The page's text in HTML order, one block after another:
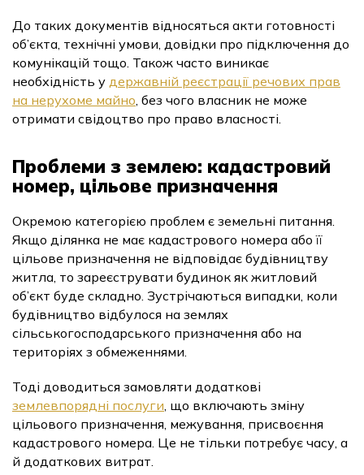
До таких документів відносяться акти готовності
об’єкта, технічні умови, довідки про підключення до
комунікацій тощо. Також часто виникає
необхідність у державній реєстрації речових прав
на нерухоме майно, без чого власник не може
отримати свідоцтво про право власності.
Проблеми з землею: кадастровий
номер, цільове призначення
Окремою категорією проблем є земельні питання.
Якщо ділянка не має кадастрового номера або її
цільове призначення не відповідає будівництву
житла, то зареєструвати будинок як житловий
об’єкт буде складно. Зустрічаються випадки, коли
будівництво відбулося на землях
сільськогосподарського призначення або на
територіях з обмеженнями.
Тоді доводиться замовляти додаткові
землевпорядні послуги, що включають зміну
цільового призначення, межування, присвоєння
кадастрового номера. Це не тільки потребує часу, а
й додаткових витрат.